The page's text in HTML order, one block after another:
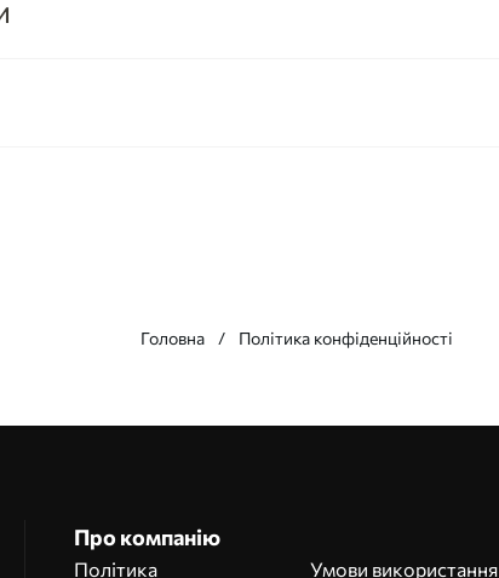
Головна Політика конфіденційності
Про компанію
Політика Умови використання